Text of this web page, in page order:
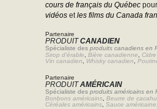
cours de français du Québec
vidéos etles films du Canada
Partenaire
PRODUITCANADIEN
Spécialiste des produits canadiens en
Sirop d'érable, Bière canadienne,
Vin canadien, Whisky canadien,
Partenaire
PRODUITAMÉRICAIN
Spécialiste des produits américains en
Bonbons américains, Beurre de
Céréales américains, Sauce américaine